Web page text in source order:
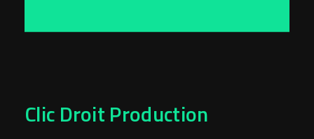
Clic Droit Production